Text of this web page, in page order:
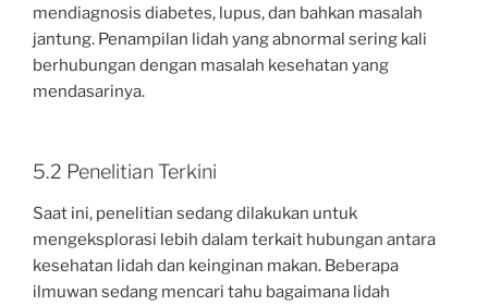
mendiagnosis diabetes, lupus, dan bahkan masalah
jantung. Penampilan lidah yang abnormal sering kali
berhubungan dengan masalah kesehatan yang
mendasarinya.
5.2 Penelitian Terkini
Saat ini, penelitian sedang dilakukan untuk
mengeksplorasi lebih dalam terkait hubungan antara
kesehatan lidah dan keinginan makan. Beberapa
ilmuwan sedang mencari tahu bagaimana lidah